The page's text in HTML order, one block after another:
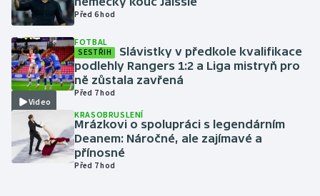
Motorsport
Olympijské hry
Parasport
Plavání
Plážový volejbal
Před 6 hod
Video
FOTBAL
SESTŘIH
Slávistky v předkole kvalifikace
podlehly Rangers 1:2 a Liga mistryň pro
ně zůstala zavřená
Před 7 hod
KRASOBRUSLENÍ
Mrázkovi o spolupráci s legendárním
Deanem: Náročné, ale zajímavé a
přínosné
Před 7 hod